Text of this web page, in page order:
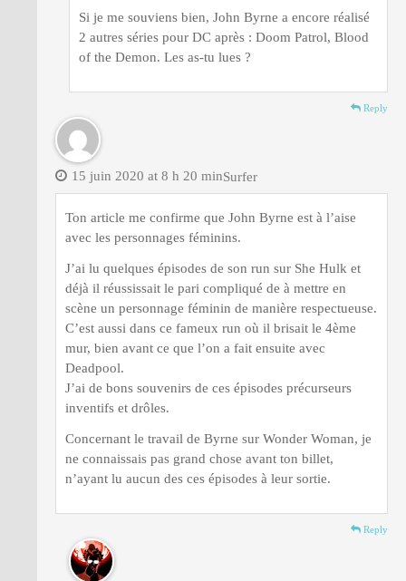
Si je me souviens bien, John Byrne a encore réalisé
2 autres séries pour DC après : Doom Patrol, Blood
of the Demon. Les as-tu lues ?
Reply
Surfer
15 juin 2020 at 8 h 20 min
Ton article me confirme que John Byrne est à l’aise
avec les personnages féminins.
J’ai lu quelques épisodes de son run sur She Hulk et
déjà il réussissait le pari compliqué de à mettre en
scène un personnage féminin de manière respectueuse.
C’est aussi dans ce fameux run où il brisait le 4ème
mur, bien avant ce que l’on a fait ensuite avec
Deadpool.
J’ai de bons souvenirs de ces épisodes précurseurs
inventifs et drôles.
Concernant le travail de Byrne sur Wonder Woman, je
ne connaissais pas grand chose avant ton billet,
n’ayant lu aucun des ces épisodes à leur sortie.
Reply